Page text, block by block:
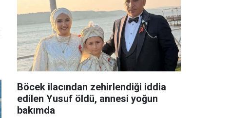
Böcek ilacından zehirlendiği iddia
edilen Yusuf öldü, annesi yoğun
bakımda